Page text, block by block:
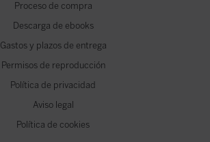
Proceso de compra
Descarga de ebooks
Gastos y plazos de entrega
Permisos de reproducción
Política de privacidad
Aviso legal
Política de cookies